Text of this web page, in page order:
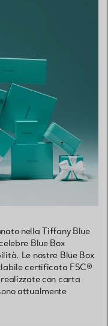
nella Tiffany Blue
Blue Box
Le nostre Blue Box
certificata FSC®
con carta
attualmente